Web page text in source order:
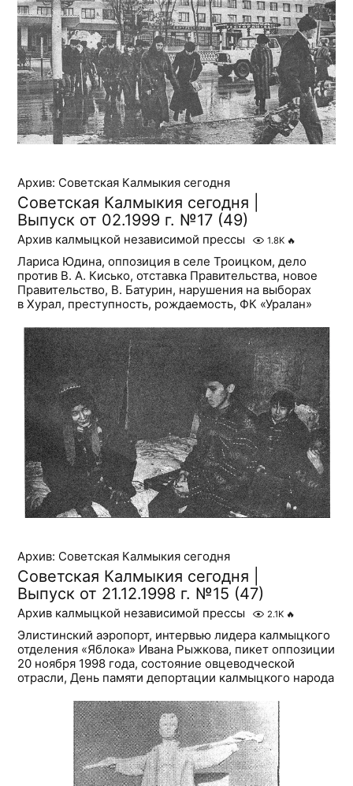
Архив: Советская Калмыкия сегодня
Советская Калмыкия сегодня |
Выпуск от 02.1999 г. №17 (49)
Архив калмыцкой независимой прессы 1.8K 🔥
Лариса Юдина, оппозиция в селе Троицком, дело
против В. А. Кисько, отставка Правительства, новое
Правительство, В. Батурин, нарушения на выборах
в Хурал, преступность, рождаемость, ФК «Уралан»
Архив: Советская Калмыкия сегодня
Советская Калмыкия сегодня |
Выпуск от 21.12.1998 г. №15 (47)
Архив калмыцкой независимой прессы 2.1K 🔥
Элистинский аэропорт, интервью лидера калмыцкого
отделения «Яблока» Ивана Рыжкова, пикет оппозиции
20 ноября 1998 года, состояние овцеводческой
отрасли, День памяти депортации калмыцкого народа